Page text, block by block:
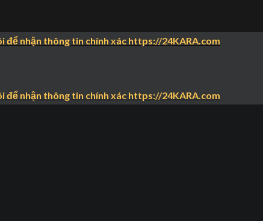
nhận thông tin chính xác https://24KARA.com
nhận thông tin chính xác https://24KARA.com